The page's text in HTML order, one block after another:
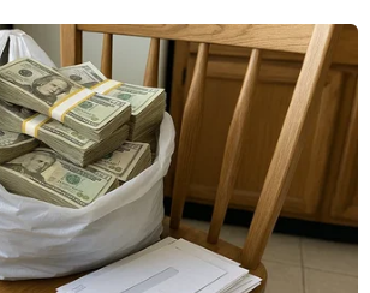
Chính phủ Nga ủng hộ tự
gian mạng
thống Nga đưa ra tuyên bố một
ra cuộc míttinh được cho phép tại
đối dự luật về Runet tự chủ, lãnh
toàn cầu.